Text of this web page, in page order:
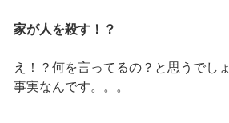
家が人を殺す！？
え！？何を言ってるの？と思うでし
事実なんです。。。